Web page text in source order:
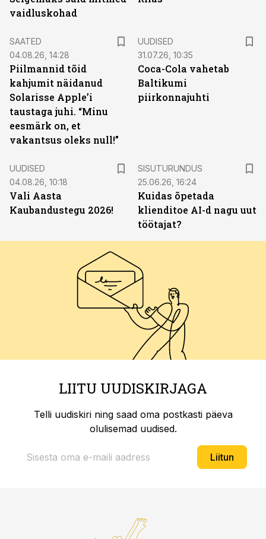
vaidluskohad
SAATED
04.08.26, 14:28
Piilmannid tõid
kahjumit näidanud
Solarisse Apple’i
taustaga juhi. “Minu
eesmärk on, et
vakantsus oleks null!”
UUDISED
31.07.26, 10:35
Coca-Cola vahetab
Baltikumi
piirkonnajuhti
UUDISED
04.08.26, 10:18
Vali Aasta
Kaubandustegu 2026!
SISUTURUNDUS
25.06.26, 16:24
Kuidas õpetada
klienditoe AI-d nagu uut
töötajat?
LIITU UUDISKIRJAGA
Telli uudiskiri ning saad oma postkasti päeva
olulisemad uudised.
Liitun